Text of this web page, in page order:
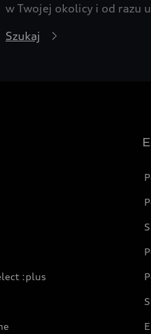
w Twojej okolicy i od razu
Szukaj
:plus